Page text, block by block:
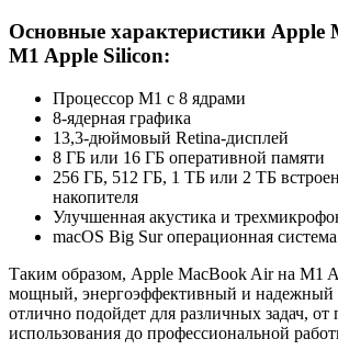
Основные характеристики Apple
M1 Apple Silicon:
Процессор M1 с 8 ядрами
8-ядерная графика
13,3-дюймовый Retina-дисплей
8 ГБ или 16 ГБ оперативной памяти
256 ГБ, 512 ГБ, 1 ТБ или 2 ТБ
накопителя
Улучшенная акустика и
macOS Big Sur операционная система
Таким образом, Apple MacBook Air на M1
мощный, энергоэффективный и надежный
отлично подойдет для различных задач, от
использования до профессиональной